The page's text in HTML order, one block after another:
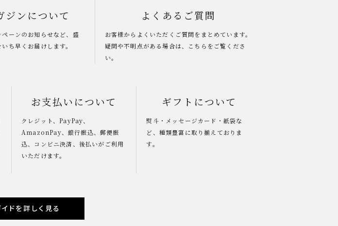
ジンについて
ーンのお知らせなど、盛
ち早くお届けします。
よくあるご質問
お客様からよくいただくご質問をまとめています。
疑問や不明点がある場合は、こちらをご覧くださ
い。
お支払いについて
クレジット、PayPay、
AmazonPay、銀行振込、郵便振
込、コンビニ決済、後払いがご利用
いただけます。
ギフトについて
熨斗・メッセージカード・紙袋な
ど、種類豊富に取り揃えておりま
す。
ドを詳しく見る